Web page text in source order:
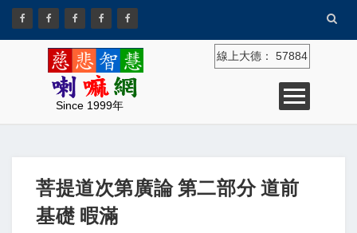
Since 1999年
線上大德： 57884
菩提道次第廣論 第二部分 道前
基礎 暇滿